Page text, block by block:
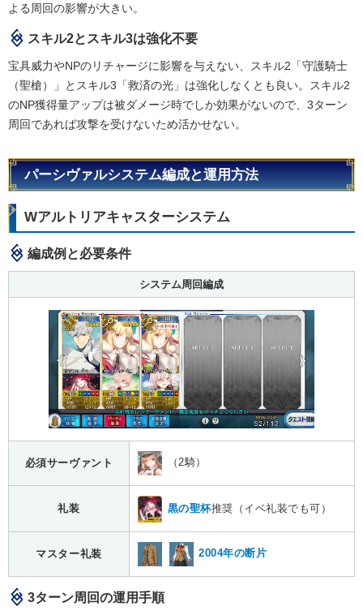
よる周回の影響が大きい。
スキル2とスキル3は強化不要
宝具威力やNPのリチャージに影響を与えない、スキル2「守護騎士
（聖槍）」とスキル3「救済の光」は強化しなくとも良い。スキル2
のNP獲得量アップは被ダメージ時でしか効果がないので、3ターン
周回であれば攻撃を受けないため活かせない。
パーシヴァルシステム編成と運用方法
Wアルトリアキャスターシステム
編成例と必要条件
システム周回編成
必須サーヴァント （2騎）
礼装 黒の聖杯推奨（イベ礼装でも可）
マスター礼装 2004年の断片
3ターン周回の運用手順